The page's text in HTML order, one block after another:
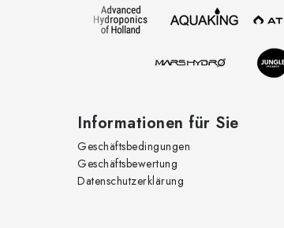
Informationen für Sie
Geschäftsbedingungen
Geschäftsbewertung
Datenschutzerklärung